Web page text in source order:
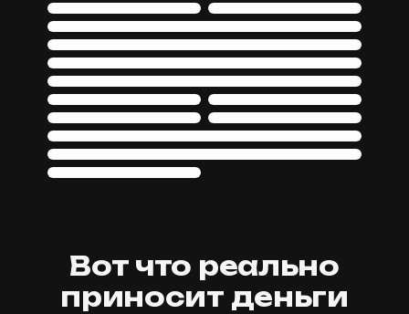
Вот что реально
приносит деньги